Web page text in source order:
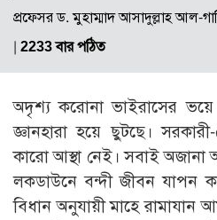
প্রফেসর ড. মুহাম্মাদ আসাদুল্লাহ আল-
| 2233 বার পঠিত
অদৃশ্য করোনা ভাইরাসের ভয়ে
জ্ঞানহারা হয়ে ছুটছে।
কারো আস্থা নেই। সবাই অজানা
লকডাউনে বন্দী জীবন যাপন
বিধান অনুযায়ী মাহে রামাযান